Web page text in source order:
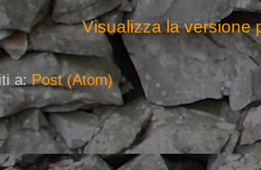
Visualizza la versione
a: Post (Atom)